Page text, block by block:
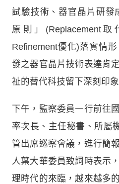
試驗技術、器官晶片研發
原則」(Replacement取
Refinement優化)落實情
發之器官晶片技術表達肯
祉的替代科技留下深刻印象
下午，監察委員一行前往
率次長、主任秘書、所屬
管出席巡察會議，進行簡
人葉大華委員致詞時表示
理時代的來臨，越來越多